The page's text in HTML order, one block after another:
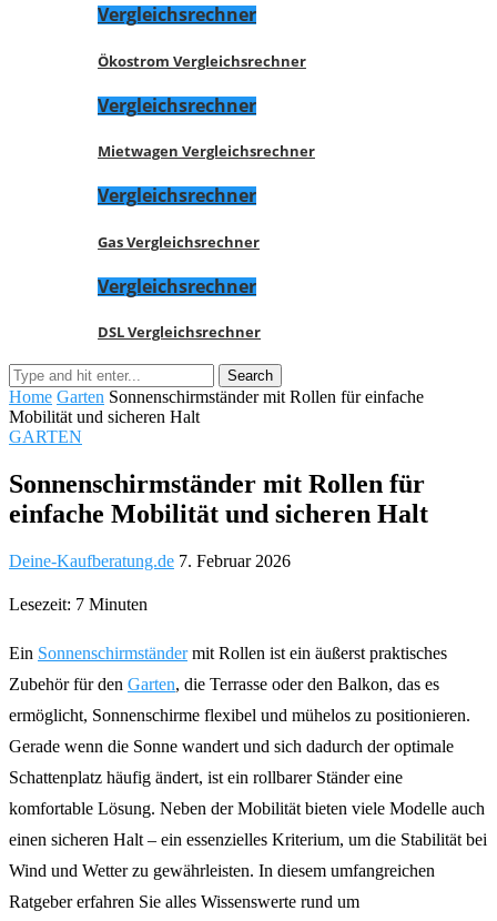
Vergleichsrechner
Ökostrom Vergleichsrechner
Vergleichsrechner
Mietwagen Vergleichsrechner
Vergleichsrechner
Gas Vergleichsrechner
Vergleichsrechner
DSL Vergleichsrechner
Home Garten Sonnenschirmständer mit Rollen für einfache
Mobilität und sicheren Halt
GARTEN
Sonnenschirmständer mit Rollen für
einfache Mobilität und sicheren Halt
Deine-Kaufberatung.de 7. Februar 2026
Lesezeit: 7 Minuten
Ein Sonnenschirmständermit Rollen ist ein äußerst praktisches
Zubehör für den Garten, die Terrasse oder den Balkon, das es
ermöglicht, Sonnenschirme flexibel und mühelos zu positionieren.
Gerade wenn die Sonne wandert und sich dadurch der optimale
Schattenplatz häufig ändert, ist ein rollbarer Ständer eine
komfortable Lösung. Neben der Mobilität bieten viele Modelle auch
einen sicheren Halt – ein essenzielles Kriterium, um die Stabilität bei
Wind und Wetter zu gewährleisten. In diesem umfangreichen
Ratgeber erfahren Sie alles Wissenswerte rund um